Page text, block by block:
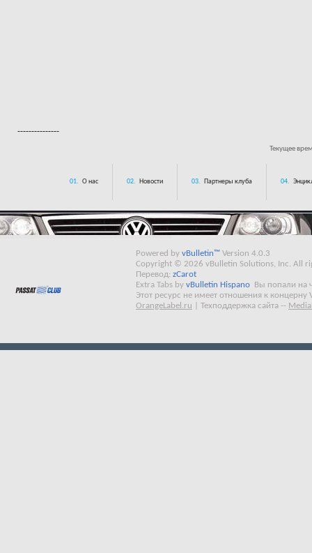
---------------
Текущее
01. О нас 02. Новости 03. Партнеры клуба 04.
Powered by vBulletin™ Version 4.0.3
Copyright © 2026 vBulletin Solutions, Inc. All
Перевод: zCarot
Extra Tabs by vBulletin Hispano
Вы попали на
Этот ресурс не имеет отношения к концерну
OrangeLabel.ru
Техподдержка сайта --